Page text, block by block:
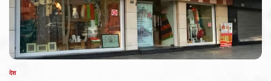
POSTED
देश